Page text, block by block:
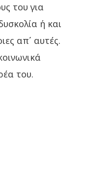
του για
ή και
απ΄ αυτές.
του.